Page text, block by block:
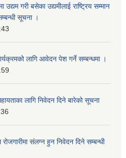
उद्यम गरी बसेका उद्यमीलाई राष्ट्रिय सम्मान
सूचना ।
लागि आवेदन पेश गर्ने सम्बन्धमा ।
लागि निवेदन दिने बारेको सूचना
संलग्न हुन निवेदन दिने सम्बन्धी